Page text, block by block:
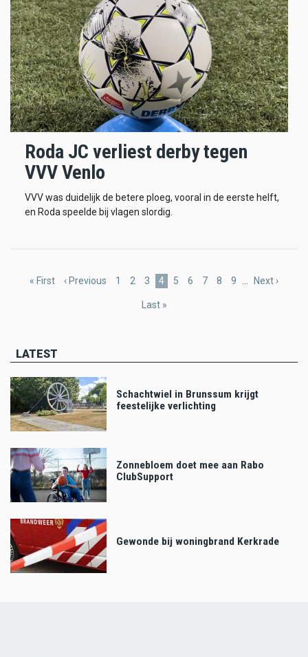
Roda JC verliest derby tegen
VVV Venlo
VVV was duidelijk de betere ploeg, vooral in de eerste helft,
en Roda speelde bij vlagen slordig.
First
« First
Previous
‹ Previous Page
1 Page
2 Page
3
Current
4 Page
5 Page
6 Page
7 Page
8 Page
9 …
Next
Next ›
Last
Last »
LATEST
Schachtwiel in Brunssum krijgt
feestelijke verlichting
Zonnebloem doet mee aan Rabo
ClubSupport
Gewonde bij woningbrand Kerkrade